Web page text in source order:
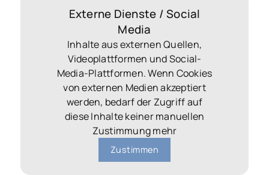
Externe Dienste / Social
Media
Inhalte aus externen Quellen,
Videoplattformen und Social-
Media-Plattformen. Wenn Cookies
von externen Medien akzeptiert
werden, bedarf der Zugriff auf
diese Inhalte keiner manuellen
Zustimmung mehr
Zustimmen